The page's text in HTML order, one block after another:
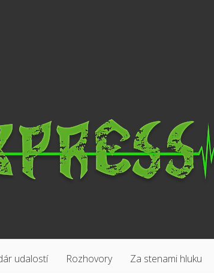
udalostí Rozhovory Za stenami hluku